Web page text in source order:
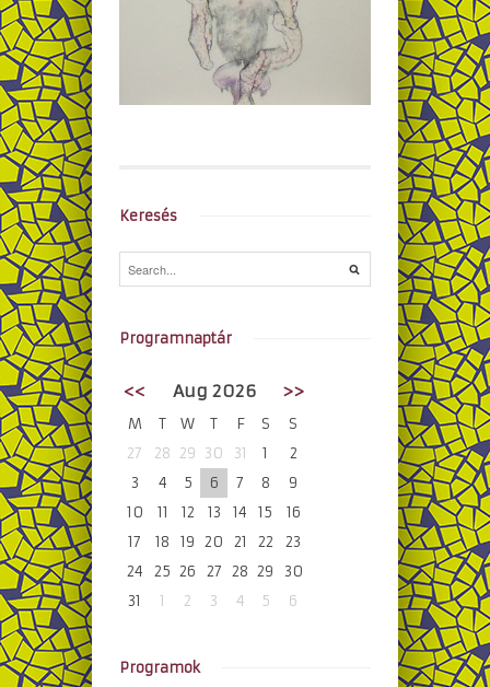
Keresés
Programnaptár
<< Aug 2026 >>
M T W T F S
S
27
28 29 30 31 1
2
3
4 5 6 7 8
9
10
11 12 13 14 15
16
17
18 19 20 21 22
23
24
25 26 27 28 29
30
31
1 2 3 4 5 6
Programok